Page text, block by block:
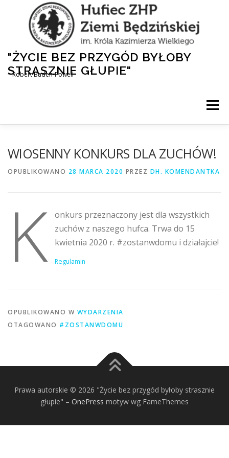
"ŻYCIE BEZ PRZYGÓD BYŁOBY
STRASZNIE GŁUPIE"
– Robert Baden-Powell
Menu
WIOSENNY KONKURS DLA ZUCHÓW!
OPUBLIKOWANO 28 MARCA 2020 PRZEZ DH. KOMENDANTKA
K
onkurs przeznaczony jest dla wszystkich
zuchów z naszego hufca. Trwa do 15
kwietnia 2020 r. #zostanwdomu i działajcie!
Regulamin
OPUBLIKOWANO W WYDARZENIA
OTAGOWANO #ZOSTANWDOMU
Prawa autorskie © 2026 "Życie bez przygód byłoby strasznie
głupie" – OnePress motyw wg FameThemes